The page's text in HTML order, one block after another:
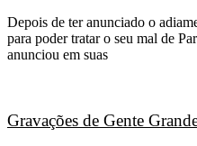
Depois de ter anunciado o
para poder tratar o seu mal de
anunciou em suas
Gravações de Gente